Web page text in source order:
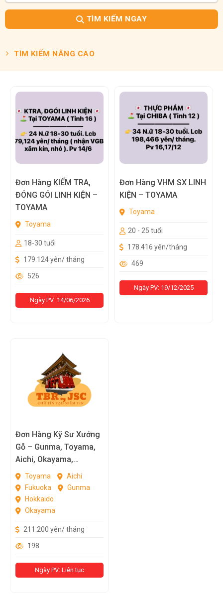
TÌM KIẾM NGAY
TÌM KIẾM NÂNG CAO
Đơn Hàng KIỂM TRA,
ĐÓNG GÓI LINH KIỆN –
TOYAMA
Toyama
18-30 tuổi
179.124 yên/ tháng
526
Ngày PV: 14/06/2026
Đơn Hàng VHM SX LINH
KIỆN – TOYAMA
Toyama
20 - 25 tuổi
178.416 yên/tháng
469
Ngày PV: 19/12/2025
Đơn Hàng Kỹ Sư Xưởng
Gỗ – Gunma, Toyama,
Aichi, Okayama,
Fukuoka, Hokkaido
Toyama
Aichi
Fukuoka
Gunma
Hokkaido
Okayama
211.200 yên/ tháng
198
Ngày PV: Liên tục